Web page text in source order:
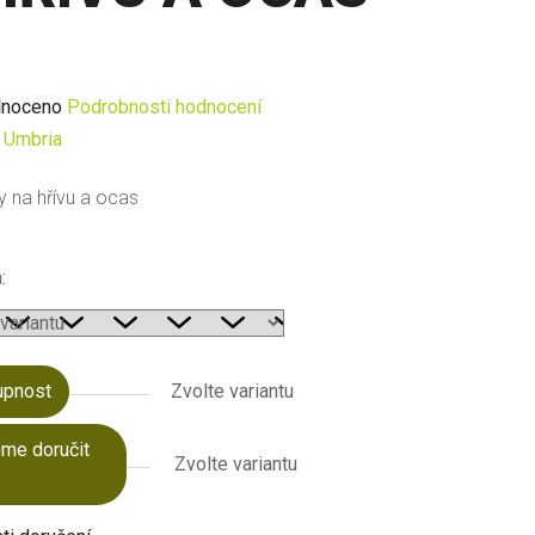
Podrobnosti hodnocení
Umbria
na hřívu a ocas
Zvolte variantu
doručit
Zvolte variantu